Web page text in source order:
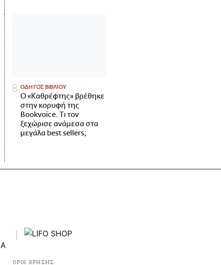
ΟΔΗΓΟΣ ΒΙΒΛΙΟΥ
Ο «Καθρέφτης» βρέθηκε
στην κορυφή της
Bookvoice. Τι τον
ξεχώρισε ανάμεσα στα
μεγάλα best sellers;
ΟΡΟΙ ΧΡΗΣΗΣ